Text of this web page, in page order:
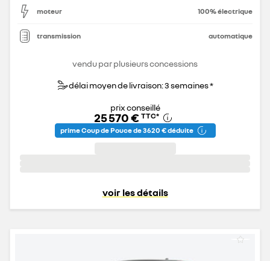
moteur 100% électrique
transmission automatique
vendu par plusieurs concessions
délai moyen de livraison: 3 semaines *
prix conseillé
25 570 € TTC*
prime Coup de Pouce de 3 620 € déduite
voir les détails